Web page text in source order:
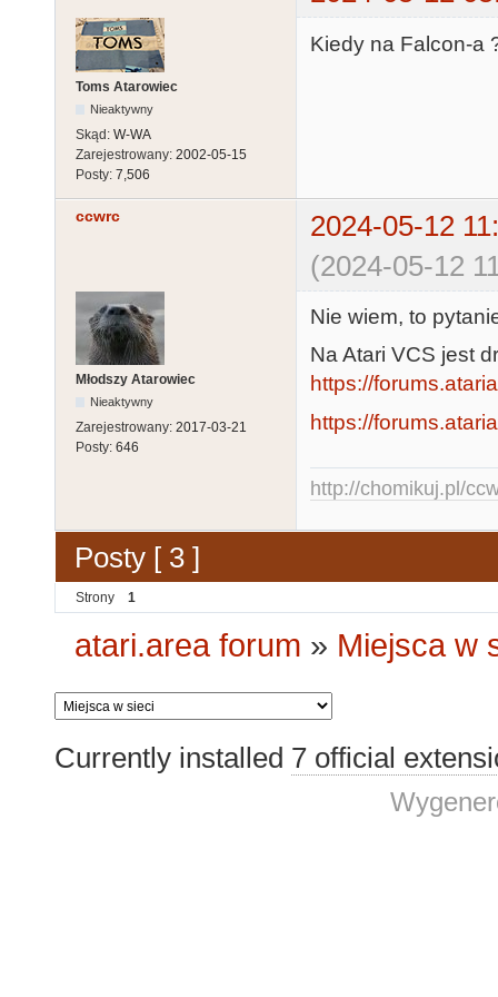
Toms Atarowiec
Nieaktywny
Skąd: W-WA
Zarejestrowany: 2002-05-15
Posty: 7,506
Kiedy na Falcon-a
ccwrc
2024-05-12
(2024-05-12
Młodszy Atarowiec
Nieaktywny
Zarejestrowany: 2017-03-21
Posty: 646
Nie wiem, to
Na Atari VCS jest
https://
https://
http://chomikuj.pl/
Posty [ 3 ]
Strony 1
atari.area forum » Miejsca w
Currently installed 7 official